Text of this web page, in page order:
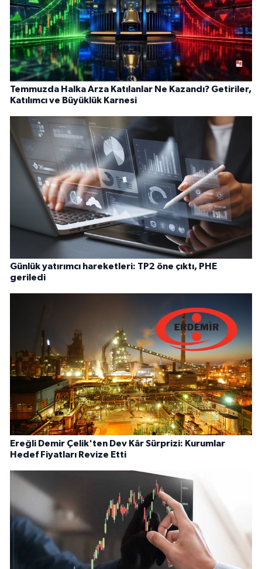
Temmuzda Halka Arza Katılanlar Ne Kazandı? Getiriler,
Katılımcı ve Büyüklük Karnesi
Günlük yatırımcı hareketleri: TP2 öne çıktı, PHE
geriledi
Ereğli Demir Çelik'ten Dev Kâr Sürprizi: Kurumlar
Hedef Fiyatları Revize Etti